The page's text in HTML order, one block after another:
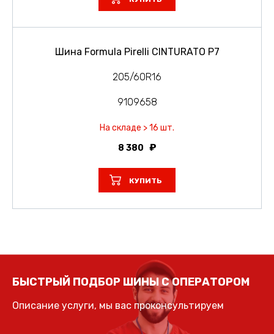
Шина Formula Pirelli CINTURATO P7
205/60R16
9109658
На складе > 16 шт.
8 380
КУПИТЬ
БЫСТРЫЙ ПОДБОР ШИНЫ С ОПЕРАТОРОМ
Описание услуги, мы вас проконсультируем